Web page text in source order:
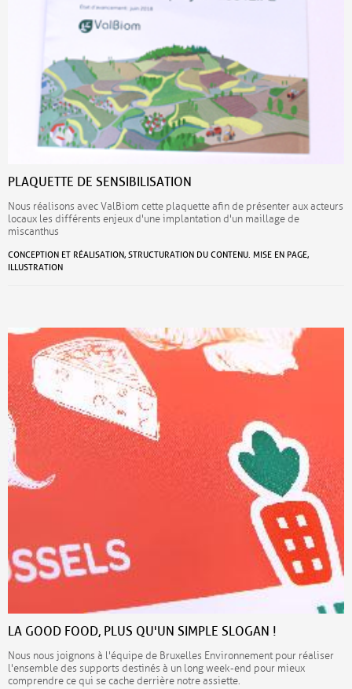
PLAQUETTE DE SENSIBILISATION
Nous réalisons avec ValBiom cette plaquette afin de présenter aux acteurs
locaux les différents enjeux d'une implantation d'un maillage de
miscanthus
CONCEPTION ET RÉALISATION, STRUCTURATION DU CONTENU. MISE EN PAGE,
ILLUSTRATION
LA GOOD FOOD, PLUS QU'UN SIMPLE SLOGAN !
Nous nous joignons à l'équipe de Bruxelles Environnement pour réaliser
l'ensemble des supports destinés à un long week-end pour mieux
comprendre ce qui se cache derrière notre assiette.